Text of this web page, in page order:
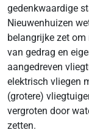
gedenkwaardige
Nieuwenhuizen
belangrijke zet om
van gedrag en
aangedreven
elektrisch vliegen
(grotere)
vergroten door
zetten.